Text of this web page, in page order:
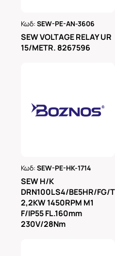
Κωδ:SEW-PE-AN-3606
SEW VOLTAGE RELAY UR
15/METR. 8267596
Κωδ:SEW-PE-HK-1714
SEW H/K
DRN100LS4/BE5HR/FG/
2,2KW 1450RPM M1
F/IP55 FL.160mm
230V/28Nm